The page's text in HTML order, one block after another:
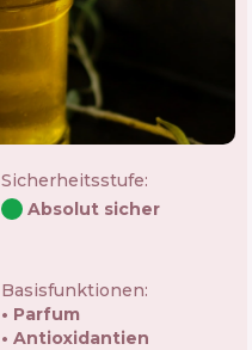
Sicherheitsstufe:
Absolut sicher
Basisfunktionen:
Parfum
Antioxidantien